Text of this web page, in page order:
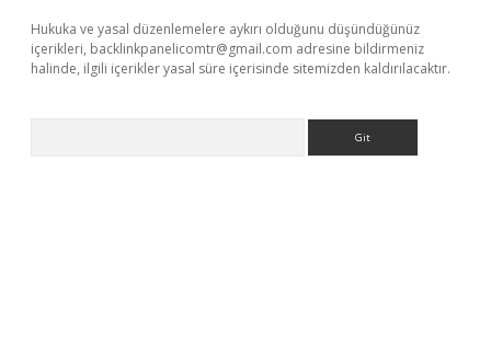
Hukuka ve yasal düzenlemelere aykırı olduğunu düşündüğünüz
içerikleri, backlinkpanelicomtr@gmail.com adresine bildirmeniz
halinde, ilgili içerikler yasal süre içerisinde sitemizden kaldırılacaktır.